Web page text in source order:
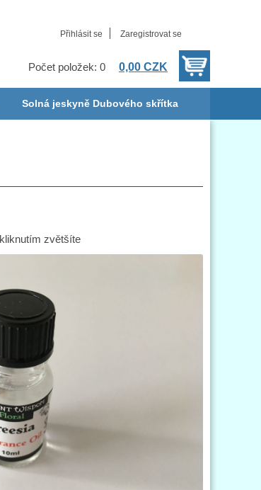
Přihlásit se Zaregistrovat se
Počet položek: 0 0,00 CZK
Solná jeskyně Dubového skřítka
kliknutím zvětšíte